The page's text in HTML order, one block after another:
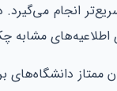
انجام
اطلاعیه‌های مشابه
ممتاز